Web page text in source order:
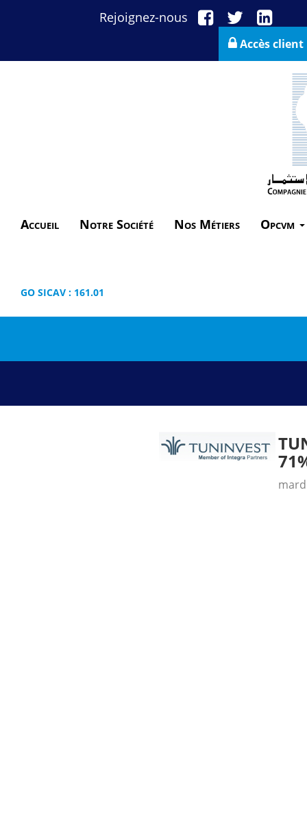
Rejoignez-nous
Accès client
Accueil Notre Société Nos Métiers Opcvm
GO SICAV : 161.01